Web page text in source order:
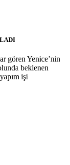
gören Yenice’nin
beklenen
işi